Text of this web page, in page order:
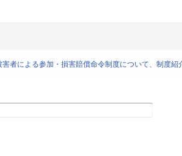
者による参加・損害賠償命令制度について、制度紹